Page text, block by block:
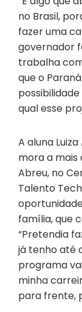
no Brasil,
fazer uma
governador
trabalha
que o
qual esse
A aluna
mora a mais
Abreu, no
Talento
família, que
“Pretendia
já tenho até
programa
minha
para frente,